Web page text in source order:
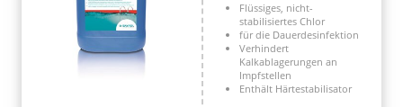
Flüssiges, nicht-
stabilisiertes Chlor
für die Dauerdesinfektion
Verhindert
Kalkablagerungen an
Impfstellen
Enthält Härtestabilisator